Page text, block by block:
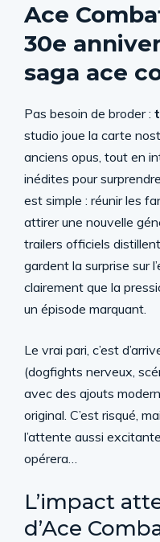
Ace
30e
saga ace
Pas besoin de broder :
studio joue la carte
anciens opus, tout en
inédites pour
est simple : réunir les
attirer une nouvelle
trailers officiels
gardent la surprise sur
clairement que la
un épisode marquant.
Le vrai pari, c’est
(dogfights nerveux,
avec des ajouts
original. C’est risqué,
l’attente aussi
opérera…
L’impact
d’Ace